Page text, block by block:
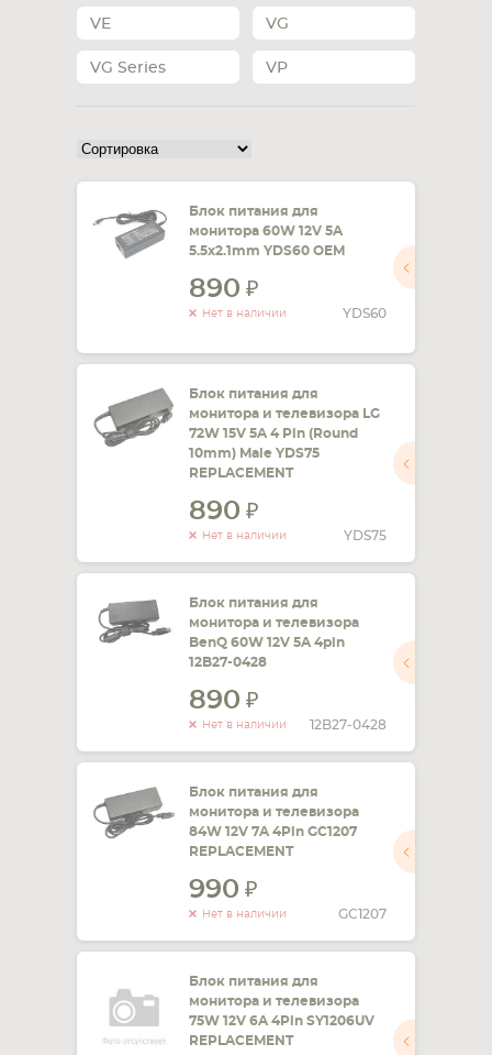
СМАРТФОНА КОМПЛЕКТУЮЩИЕ
VE VG
VG Series VP
Блок питания для
монитора 60W 12V 5A
5.5x2.1mm YDS60 OEM
890
Нет в наличии YDS60
Блок питания для
монитора и телевизора LG
72W 15V 5A 4 Pin (Round
10mm) Male YDS75
REPLACEMENT
890
Нет в наличии YDS75
Блок питания для
монитора и телевизора
BenQ 60W 12V 5A 4pin
12B27-0428
890
Нет в наличии 12B27-0428
Блок питания для
монитора и телевизора
84W 12V 7A 4Pin GC1207
REPLACEMENT
990
Нет в наличии GC1207
Блок питания для
монитора и телевизора
75W 12V 6A 4Pin SY1206UV
REPLACEMENT